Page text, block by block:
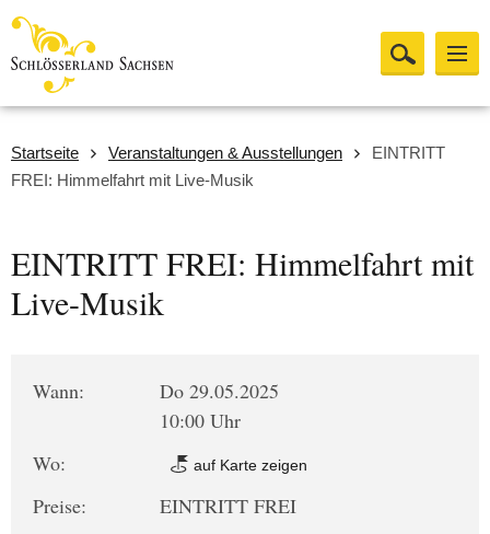
Startseite Veranstaltungen & Ausstellungen
EINTRITT
FREI: Himmelfahrt mit Live-Musik
EINTRITT FREI: Himmelfahrt mit
Live-Musik
Wann:
Do 29.05.2025
10:00 Uhr
Wo:
auf Karte zeigen
Preise:
EINTRITT FREI